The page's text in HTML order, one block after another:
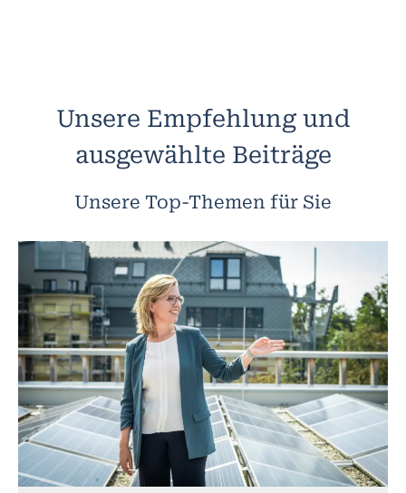
Unsere Empfehlung und
ausgewählte Beiträge
Unsere Top-Themen für Sie